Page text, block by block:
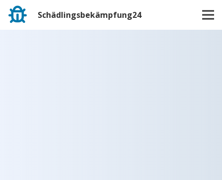
Schädlingsbekämpfung24